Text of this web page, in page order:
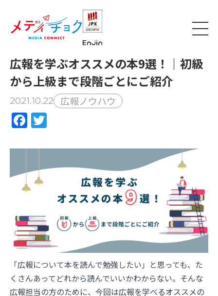
広報を学ぶオススメの本9選！｜初級
から上級まで段階ごとにご紹介
2021.10.22 広報ノウハウ
Facebook
「広報について本を読んで勉強したい」と思っても、た
くさんあってどれから読んでいいかわからない。そんな
広報担当の方のために、今回は広報を学べるオススメの